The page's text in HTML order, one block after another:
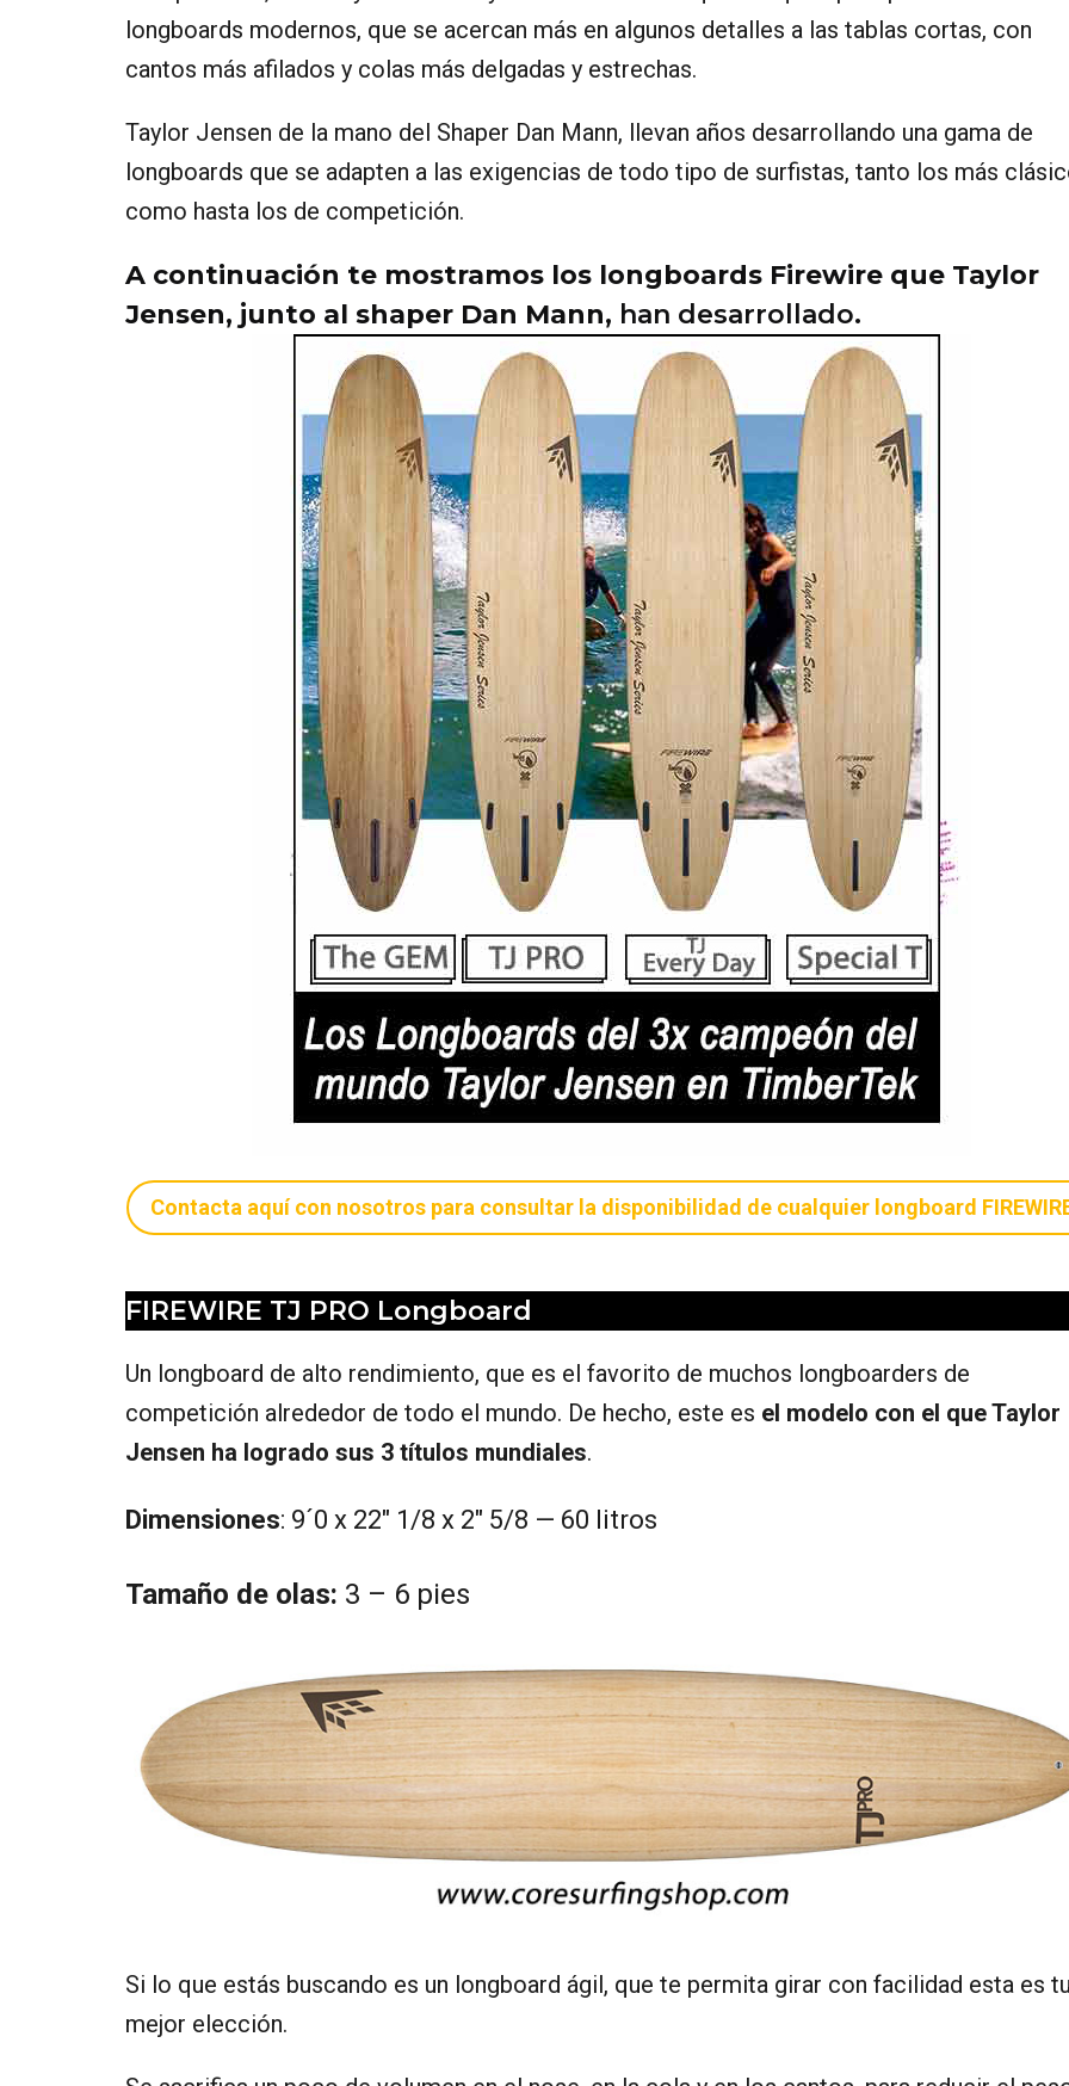
longboards modernos, que se acercan más en algunos detalles a las tablas cortas, con
cantos más afilados y colas más delgadas y estrechas.
Taylor Jensen de la mano del Shaper Dan Mann, llevan años desarrollando una gama de
longboards que se adapten a las exigencias de todo tipo de surfistas, tanto los más
como hasta los de competición.
A continuación te mostramos los longboards Firewire que Taylor
Jensen, junto al shaper Dan Mann, han desarrollado.
Contacta aquí con nosotros para consultar la disponibilidad de cualquier longboard
FIREWIRE TJ PRO Longboard
Un longboard de alto rendimiento, que es el favorito de muchos longboarders de
competición alrededor de todo el mundo. De hecho, este es el modelo con el que Taylor
Jensen ha logrado sus 3 títulos mundiales.
Dimensiones: 9´0 x 22″ 1/8 x 2″ 5/8 — 60 litros
Tamaño de olas: 3 – 6 pies
Si lo que estás buscando es un longboard ágil, que te permita girar con facilidad esta es
mejor elección.